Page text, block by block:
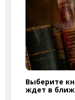
Выберите
ждет в